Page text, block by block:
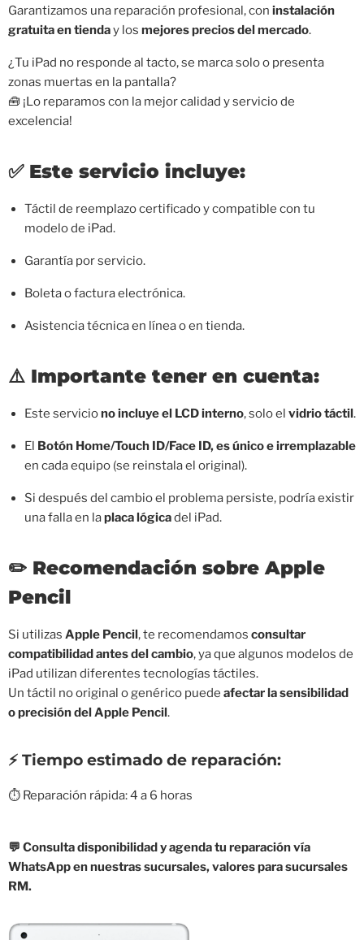
Garantizamos una reparación profesional, con instalación
gratuita en tienday los mejores precios del mercado.
¿Tu iPad no responde al tacto, se marca solo o presenta
zonas muertas en la pantalla?
🧰 ¡Lo reparamos con la mejor calidad y servicio de
excelencia!
✅ Este servicio incluye:
Táctil de reemplazo certificado y compatible con tu
modelo de iPad.
Garantía por servicio.
Boleta o factura electrónica.
Asistencia técnica en línea o en tienda.
⚠️ Importante tener en cuenta:
Este serviciono incluye el LCD interno, solo el vidrio táctil.
El Botón Home/Touch ID/Face ID, es único e irremplazable
en cada equipo (se reinstala el original).
Si después del cambio el problema persiste, podría existir
una falla en laplaca lógicadel iPad.
✏️ Recomendación sobre Apple
Pencil
Si utilizas Apple Pencil, te recomendamos consultar
compatibilidad antes del cambio, ya que algunos modelos de
iPad utilizan diferentes tecnologías táctiles.
Un táctil no original o genérico puede afectar la sensibilidad
o precisión del Apple Pencil.
⚡ Tiempo estimado de reparación:
⏱️ Reparación rápida: 4 a 6 horas
💬 Consulta disponibilidad y agenda tu reparación vía
WhatsApp en nuestras sucursales, valores para sucursales
RM.